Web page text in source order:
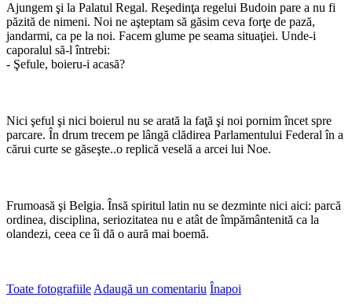
Ajungem şi la Palatul Regal. Reşedinţa regelui Budoin pare a nu fi
păzită de nimeni. Noi ne aşteptam să găsim ceva forţe de pază,
jandarmi, ca pe la noi. Facem glume pe seama situaţiei. Unde-i
caporalul să-l întrebi:
- Şefule, boieru-i acasă?
Nici şeful şi nici boierul nu se arată la faţă şi noi pornim încet spre
parcare. În drum trecem pe lângă clădirea Parlamentului Federal în a
cărui curte se găseşte..o replică veselă a arcei lui Noe.
Frumoasă şi Belgia. Însă spiritul latin nu se dezminte nici aici: parcă
ordinea, disciplina, seriozitatea nu e atât de împământenită ca la
olandezi, ceea ce îi dă o aură mai boemă.
Toate fotografiile Adaugă un comentariu Înapoi